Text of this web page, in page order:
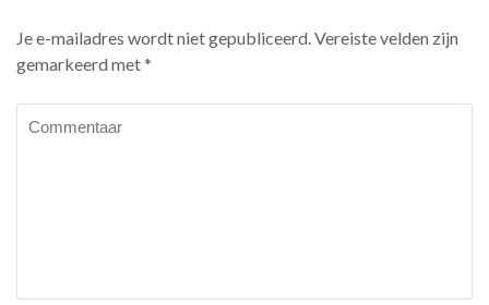
Je e-mailadres wordt niet gepubliceerd. Vereiste velden zijn
gemarkeerd met*